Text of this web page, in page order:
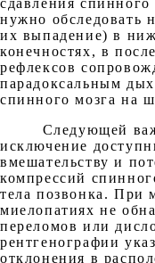
сдавления
нужно обследовать
их выпадение) в
конечностях, в
рефлексов
парадоксальным
спинного мозга на
Следующей
исключение
вмешательству и
компрессий
тела позвонка. При
миелопатиях не
переломов или
рентгенографии
отклонения в